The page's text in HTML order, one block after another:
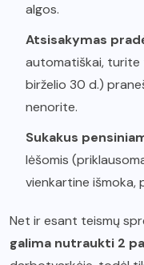
algos.
Atsisakymas
automatiškai, turite
birželio 30 d.)
nenorite.
Sukakus
lėšomis
vienkartine išmoka,
Net ir esant teismų
galima nutraukti 2